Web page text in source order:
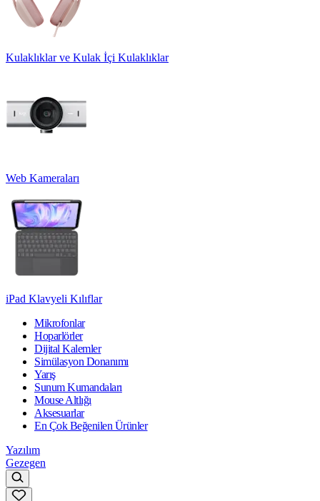
Kulaklıklar ve Kulak İçi Kulaklıklar
Web Kameraları
iPad Klavyeli Kılıflar
Mikrofonlar
Hoparlörler
Dijital Kalemler
Simülasyon Donanımı
Yarış
Sunum Kumandaları
Mouse Altlığı
Aksesuarlar
En Çok Beğenilen Ürünler
Yazılım
Gezegen